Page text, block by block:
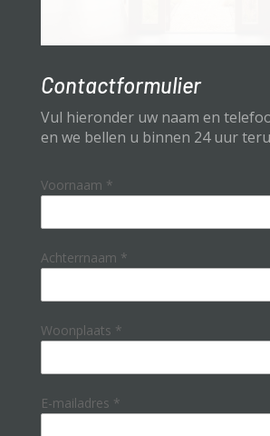
Contactformulier
Vul hieronder uw naam en
en we bellen u binnen 24 uur
Voornaam *
Achterrnaam *
Woonplaats *
E-mailadres *